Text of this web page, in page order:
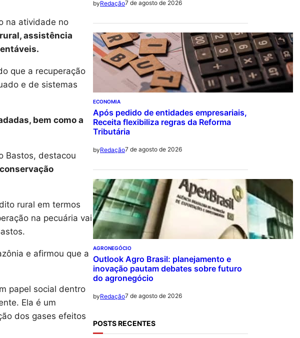
na atividade no
assistência
que a recuperação
e de sistemas
bem como a
Bastos, destacou
rural em termos
na pecuária vai
e afirmou que a
papel social dentro
Ela é um
dos gases efeitos
byRedação7 de agosto de 2026
ECONOMIA
Após pedido de entidades empresariais,
Receita flexibiliza regras da Reforma
Tributária
byRedação7 de agosto de 2026
AGRONEGÓCIO
Outlook Agro Brasil: planejamento e
inovação pautam debates sobre futuro
do agronegócio
byRedação7 de agosto de 2026
POSTS RECENTES